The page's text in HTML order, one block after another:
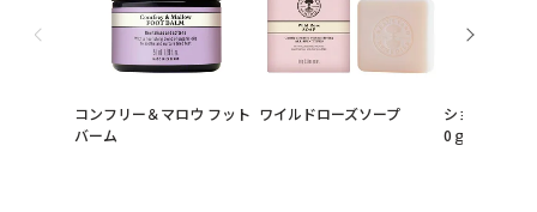
コンフリー＆マロウ フット
バーム
ワイルドローズソープ
ショルダーリ
0ｇ